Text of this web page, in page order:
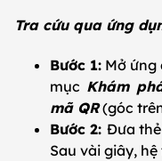
Tra cứu qua ứng
Bước 1: Mở ứng
mục Khám
mã QR(góc
Bước 2: Đưa
Sau vài giây,